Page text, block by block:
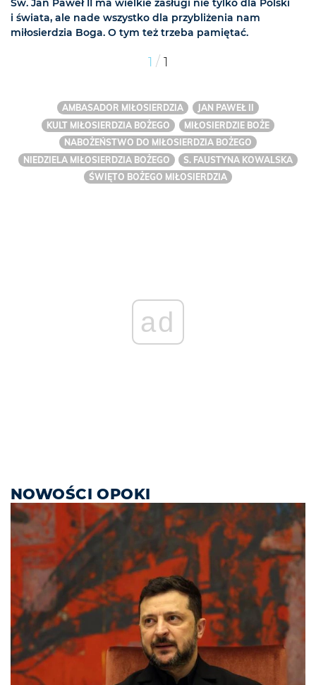
Św. Jan Paweł II ma wielkie zasługi nie tylko dla Polski
i świata, ale nade wszystko dla przybliżenia nam
miłosierdzia Boga. O tym też trzeba pamiętać.
1 / 1
AMBASADOR MIŁOSIERDZIA
JAN PAWEŁ II
KULT MIŁOSIERDZIA BOŻEGO
MIŁOSIERDZIE BOŻE
NABOŻEŃSTWO DO MIŁOSIERDZIA BOŻEGO
NIEDZIELA MIŁOSIERDZIA BOŻEGO
S. FAUSTYNA KOWALSKA
ŚWIĘTO BOŻEGO MIŁOSIERDZIA
ad
NOWOŚCI OPOKI